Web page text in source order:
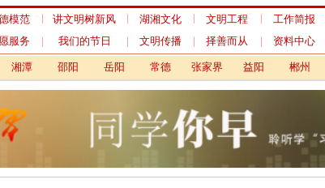
讲文明树新风 湖湘文化 文明工程 工作简报 专 题
我们的节日 文明传播 择善而从 资料中心 活 动
邵阳 岳阳 常德 张家界 益阳 郴州 永州 怀化